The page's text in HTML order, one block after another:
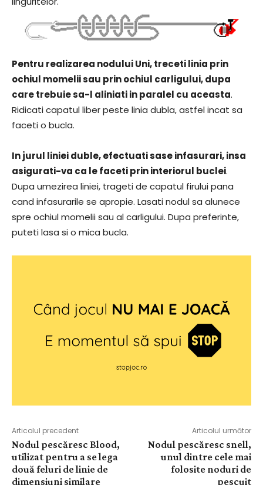
Pentru realizarea nodului Uni, treceti linia prin
ochiul momelii sau prin ochiul carligului, dupa
care trebuie sa-l aliniati in paralel cu aceasta.
Ridicati capatul liber peste linia dubla, astfel incat sa
faceti o bucla.
In jurul liniei duble, efectuati sase infasurari, insa
asigurati-va ca le faceti prin interiorul buclei.
Dupa umezirea liniei, trageti de capatul firului pana
cand infasurarile se apropie. Lasati nodul sa alunece
spre ochiul momelii sau al carligului. Dupa preferinte,
puteti lasa si o mica bucla.
Articolul precedent
Nodul pescăresc Blood,
utilizat pentru a se lega
două feluri de linie de
dimensiuni similare
Articolul următor
Nodul pescăresc snell,
unul dintre cele mai
folosite noduri de
pescuit